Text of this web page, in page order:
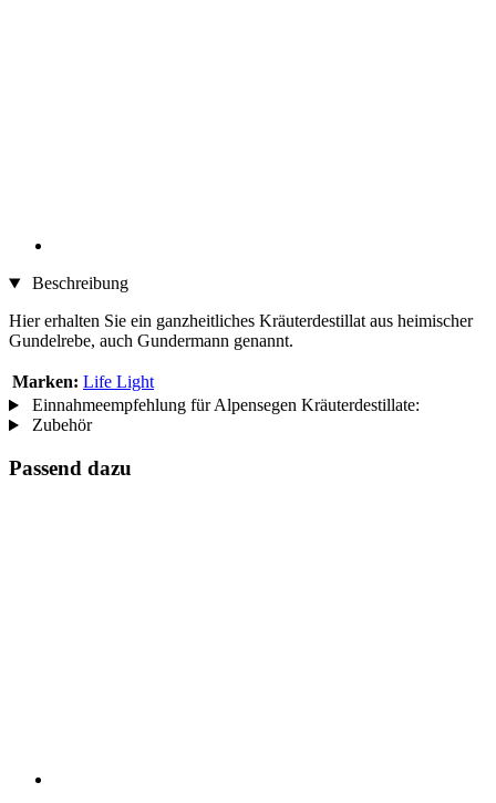
Beschreibung
Hier erhalten Sie ein ganzheitliches Kräuterdestillat aus heimischer
Gundelrebe, auch Gundermann genannt.
Marken: Life Light
Einnahmeempfehlung für Alpensegen Kräuterdestillate:
Zubehör
Passend dazu